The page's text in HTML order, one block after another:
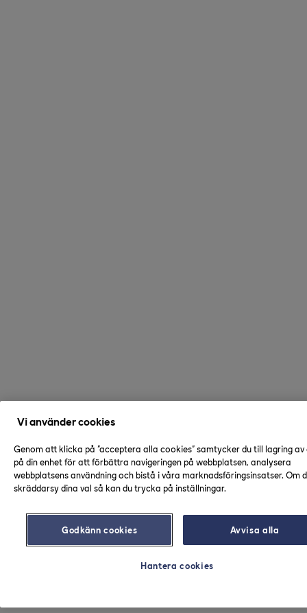
Vi använder cookies
Genom att klicka på "acceptera alla cookies" samtycker du till lagring av
på din enhet för att förbättra navigeringen på webbplatsen, analysera
webbplatsens användning och bistå i våra marknadsföringsinsatser. Om
skräddarsy dina val så kan du trycka på inställningar.
Godkänn cookies Avvisa alla
Hantera cookies